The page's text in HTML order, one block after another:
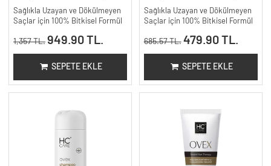
200 ml.
Sağlıkla Uzayan ve Dökülmeyen
Saçlar için 100% Bitkisel Formül
1,357 TL. 949.90 TL.
SEPETE EKLE
100 ml
Sağlıkla Uzayan ve Dökülmeyen
Saçlar için 100% Bitkisel Formül
685.57 TL. 479.90 TL.
SEPETE EKLE